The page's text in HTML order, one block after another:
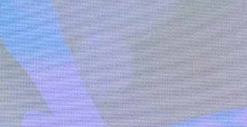
ディプロマ・ポリシー（2024年度入学生）
ディプロマ・ポリシー（2020～2023年度入学生）
ディプロマ・ポリシー（2016～2019年度入学生）
ディプロマ・ポリシー（2015年度以前入学生）
大学院ディプロマ・ポリシー（2024年度入学生）
情報端末の必携化について
感染予防にかかる抗体価検査について
ビジュランクラウド
広国IPEとは